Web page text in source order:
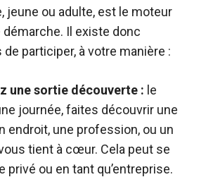
jeune ou adulte, est le moteur
Il existe donc
participer, à votre manière :
une sortie découverte : le
journée,faites découvrir une
endroit, une profession, ou un
tient à cœur. Cela peut se
privé ou en tant qu’entreprise.